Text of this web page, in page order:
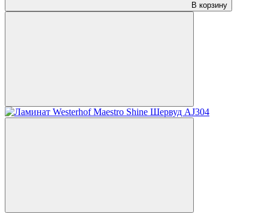
В корзину